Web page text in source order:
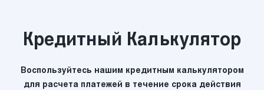
Кредитный Калькулятор
Воспользуйтесь нашим кредитным калькулятором
для расчета платежей в течение срока действия